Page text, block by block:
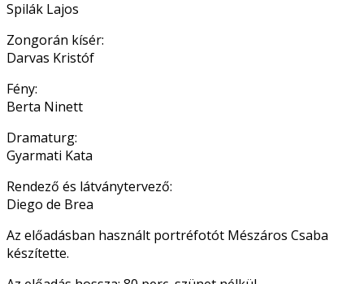
Spilák Lajos
Zongorán kísér:
Darvas Kristóf
Fény:
Berta Ninett
Dramaturg:
Gyarmati Kata
Rendező és látványtervező:
Diego de Brea
Az előadásban használt portréfotót Mészáros Csaba
készítette.